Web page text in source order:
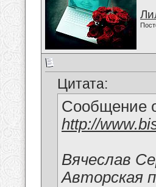
Цитата:
Сообщение
http://
Вячеслав
Авторская